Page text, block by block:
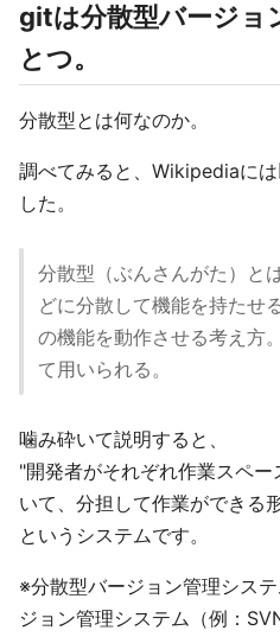
gitは分散型バージョ
とつ。
分散型とは何なのか。
調べてみると、Wikipediaに
した。
分散型（ぶんさんがた）と
どに分散して機能を持たせ
の機能を動作させる考え方
て用いられる。
噛み砕いて説明すると、
"開発者がそれぞれ作業スペ
いて、分担して作業ができる
というシステムです。
※分散型バージョン管理シス
ジョン管理システム（例：